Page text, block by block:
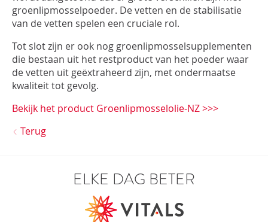
groenlipmosselpoeder. De vetten en de stabilisatie
van de vetten spelen een cruciale rol.
Tot slot zijn er ook nog groenlipmosselsupplementen
die bestaan uit het restproduct van het poeder waar
de vetten uit geëxtraheerd zijn, met ondermaatse
kwaliteit tot gevolg.
Bekijk het product Groenlipmosselolie-NZ >>>
Terug
ELKE DAG BETER